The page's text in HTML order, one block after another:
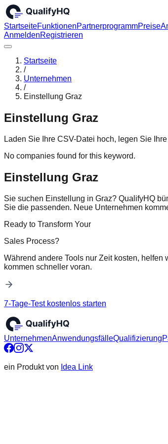
StartseiteFunktionenPartnerprogrammPreise
AnmeldenRegistrieren
Startseite
/
Unternehmen
/
Einstellung Graz
Einstellung Graz
Laden Sie Ihre CSV-Datei hoch, legen Sie
No companies found for this keyword.
Einstellung Graz
Sie suchen Einstellung in Graz? QualifyHQ
Sie die passenden. Neue Unternehmen
Ready to Transform Your
Sales Process?
Während andere Tools nur Zeit kosten,
kommen schneller voran.
7-Tage-Test kostenlos starten
UnternehmenAnwendungsfälleQualifizierung
ein Produkt von Idea Link